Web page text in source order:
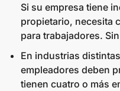
Si su empresa tiene
propietario, necesita
para trabajadores.
En industrias
empleadores deben
tienen cuatro o más